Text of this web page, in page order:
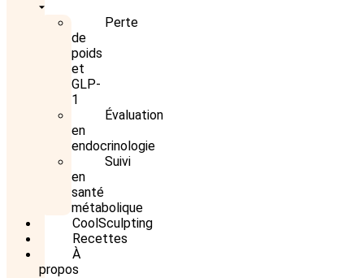
Perte
de
poids
et
GLP-
1
Évaluation
en
endocrinologie
Suivi
en
santé
métabolique
CoolSculpting
Recettes
À
propos